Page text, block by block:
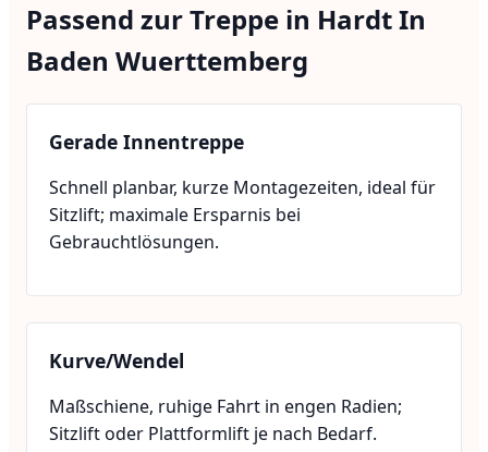
Passend zur Treppe in Hardt In
Baden Wuerttemberg
Gerade Innentreppe
Schnell planbar, kurze Montagezeiten, ideal für
Sitzlift; maximale Ersparnis bei
Gebrauchtlösungen.
Kurve/Wendel
Maßschiene, ruhige Fahrt in engen Radien;
Sitzlift oder Plattformlift je nach Bedarf.